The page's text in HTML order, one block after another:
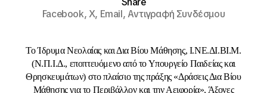
Facebook,X, Email,Αντιγραφή Συνδέσμου
Το Ίδρυμα Νεολαίας και Δια Βίου Μάθησης, Ι.ΝΕ.ΔΙ.ΒΙ.Μ.
(Ν.Π.Ι.Δ., εποπτευόμενο από το Υπουργείο Παιδείας και
Θρησκευμάτων) στο πλαίσιο της πράξης «Δράσεις Δια Βίου
Μάθησης για το Περιβάλλον και την Αειφορία», Άξονες